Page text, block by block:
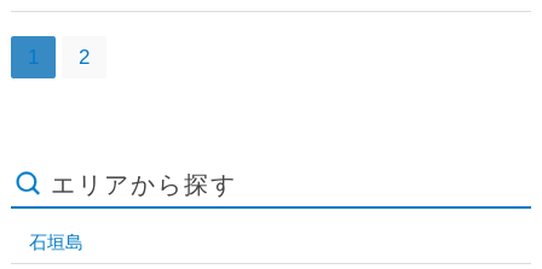
1 2
エリアから探す
石垣島